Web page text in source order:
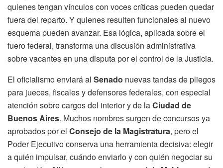
quienes tengan vínculos con voces críticas pueden quedar
fuera del reparto. Y quienes resulten funcionales al nuevo
esquema pueden avanzar. Esa lógica, aplicada sobre el
fuero federal, transforma una discusión administrativa
sobre vacantes en una disputa por el control de la Justicia.
El oficialismo enviará al Senado nuevas tandas de pliegos
para jueces, fiscales y defensores federales, con especial
atención sobre cargos del interior y de laCiudad de
Buenos Aires. Muchos nombres surgen de concursos ya
aprobados por el Consejo de la Magistratura, pero el
Poder Ejecutivo conserva una herramienta decisiva: elegir
a quién impulsar, cuándo enviarlo y con quién negociar su